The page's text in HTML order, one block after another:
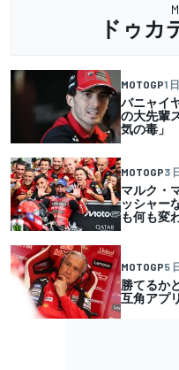
ドゥカ
MOTOGP1
バニャイ
の大先輩
気の毒」
MOTOGP3
マルク・
ッシャー
も何も変
MOTOGP5
勝てるか
互角アプ